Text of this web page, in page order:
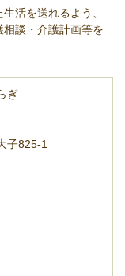
活を送れるよう、
談・介護計画等を
ぎ
子825-1